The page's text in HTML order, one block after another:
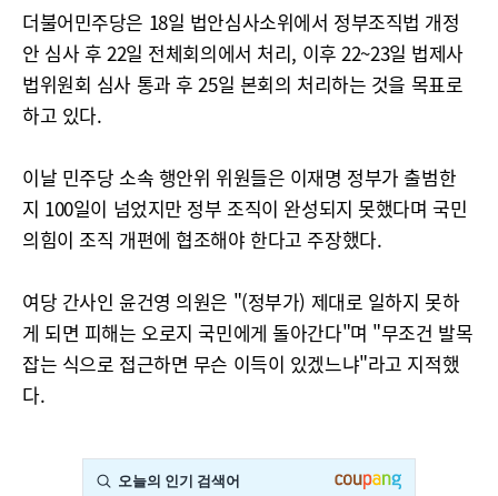
더불어민주당은 18일 법안심사소위에서 정부조직법 개정
안 심사 후 22일 전체회의에서 처리, 이후 22~23일 법제사
법위원회 심사 통과 후 25일 본회의 처리하는 것을 목표로
하고 있다.
이날 민주당 소속 행안위 위원들은 이재명 정부가 출범한
지 100일이 넘었지만 정부 조직이 완성되지 못했다며 국민
의힘이 조직 개편에 협조해야 한다고 주장했다.
여당 간사인 윤건영 의원은 "(정부가) 제대로 일하지 못하
게 되면 피해는 오로지 국민에게 돌아간다"며 "무조건 발목
잡는 식으로 접근하면 무슨 이득이 있겠느냐"라고 지적했
다.